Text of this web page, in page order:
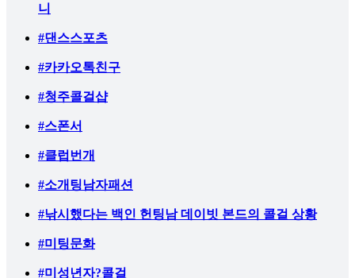
니
#댄스스포츠
#카카오톡친구
#청주콜걸샵
#스폰서
#클럽번개
#소개팅남자패션
#낚시했다는 백인 헌팅남 데이빗 본드의 콜걸 상황
#미팅문화
#미성년자?콜걸